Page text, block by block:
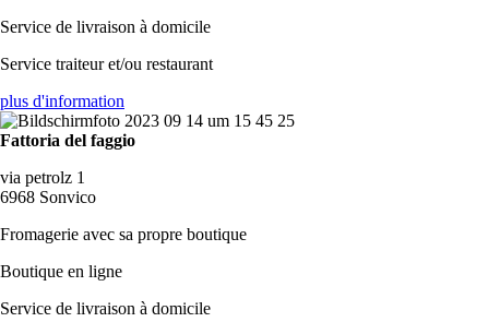
Service de livraison à domicile
Service traiteur et/ou restaurant
plus d'information
Fattoria del faggio
via petrolz 1
6968 Sonvico
Fromagerie avec sa propre boutique
Boutique en ligne
Service de livraison à domicile